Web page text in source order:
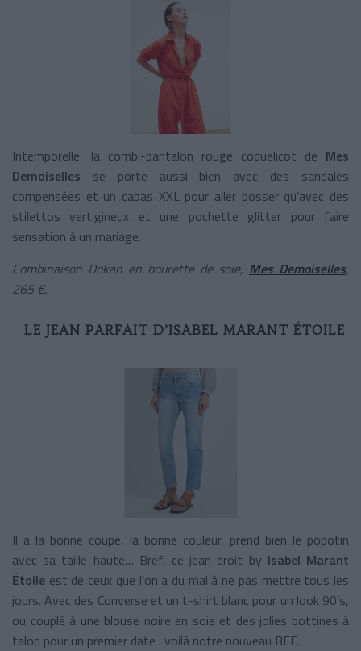
Intemporelle, la combi-pantalon rouge coquelicot de Mes
Demoiselles se porte aussi bien avec des sandales
compensées et un cabas XXL pour aller bosser qu’avec des
stilettos vertigineux et une pochette glitter pour faire
sensation à un mariage.
Combinaison Dokan en bourette de soie, Mes Demoiselles,
265 €.
LE JEAN PARFAIT D’ISABEL MARANT ÉTOILE
Il a la bonne coupe, la bonne couleur, prend bien le popotin
avec sa taille haute… Bref, ce jean droit by Isabel Marant
Étoile est de ceux que l’on a du mal à ne pas mettre tous les
jours. Avec des Converse et un t-shirt blanc pour un look 90’s,
ou couplé à une blouse noire en soie et des jolies bottines à
talon pour un premier date : voilà notre nouveau BFF.